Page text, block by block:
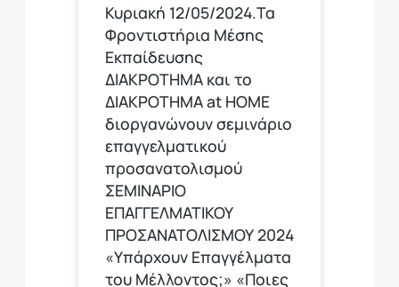
Κυριακή 12/05/2024.Τα
Φροντιστήρια Μέσης
Εκπαίδευσης
ΔΙΑΚΡΟΤΗΜΑ και το
ΔΙΑΚΡΟΤΗΜΑ at HOME
διοργανώνουν σεμινάριο
επαγγελματικού
προσανατολισμού
ΣΕΜΙΝΑΡΙΟ
ΕΠΑΓΓΕΛΜΑΤΙΚΟΥ
ΠΡΟΣΑΝΑΤΟΛΙΣΜΟΥ 2024
«Υπάρχουν Επαγγέλματα
του Μέλλοντος;» «Ποιες